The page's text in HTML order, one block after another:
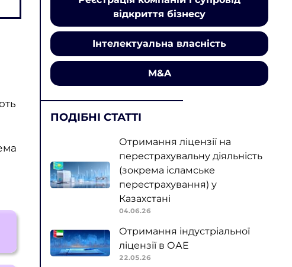
відкриття бізнесу
Інтелектуальна власність
M&A
ПОДІБНІ СТАТТІ
Отримання ліцензії на
перестрахувальну діяльність
(зокрема ісламське
перестрахування) у
Казахстані
04.06.26
Отримання індустріальної
ліцензії в ОАЕ
22.05.26